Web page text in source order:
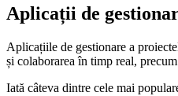
Aplicații de
Aplicațiile de gestionare a
și colaborarea în timp real,
Iată câteva dintre cele mai